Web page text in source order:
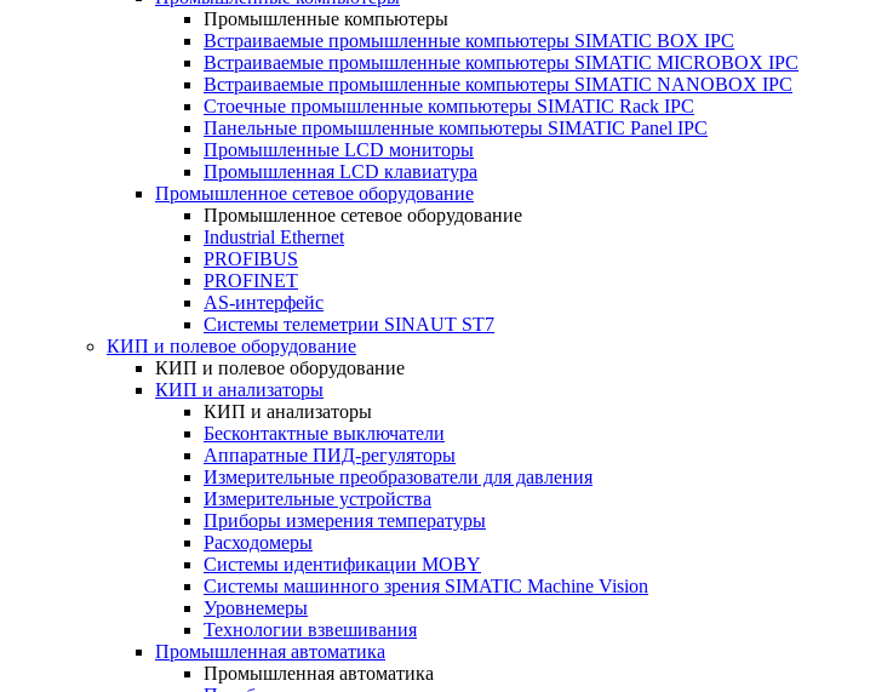
Промышленные компьютеры
Встраиваемые промышленные компьютеры SIMATIC BOX IPC
Встраиваемые промышленные компьютеры SIMATIC MICROBOX IPC
Встраиваемые промышленные компьютеры SIMATIC NANOBOX IPC
Стоечные промышленные компьютеры SIMATIC Rack IPC
Панельные промышленные компьютеры SIMATIC Panel IPC
Промышленные LCD мониторы
Промышленная LCD клавиатура
Промышленное сетевое оборудование
Промышленное сетевое оборудование
Industrial Ethernet
PROFIBUS
PROFINET
AS-интерфейс
Системы телеметрии SINAUT ST7
КИП и полевое оборудование
КИП и полевое оборудование
КИП и анализаторы
КИП и анализаторы
Бесконтактные выключатели
Аппаратные ПИД-регуляторы
Измерительные преобразователи для давления
Измерительные устройства
Приборы измерения температуры
Расходомеры
Системы идентификации MOBY
Системы машинного зрения SIMATIC Machine Vision
Уровнемеры
Технологии взвешивания
Промышленная автоматика
Промышленная автоматика